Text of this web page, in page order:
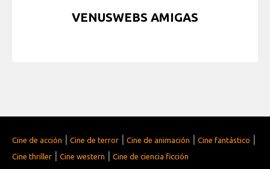
VENUSWEBS AMIGAS
Cine de acción | Cine de terror | Cine de animación | Cine fantástico |
Cine thriller | Cine western | Cine de ciencia ficción